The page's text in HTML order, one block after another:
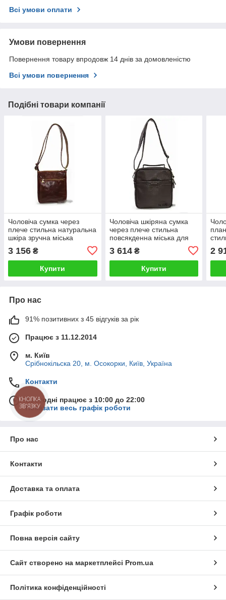
Всі умови оплати
Умови повернення
Повернення товару впродовж 14 днів за домовленістю
Всі умови повернення
Подібні товари компанії
Чоловіча сумка через
плече стильна натуральна
шкіра зручна міська
катана
3 156 ₴
Купити
Чоловіча шкіряна сумка
через плече стильна
повсякденна міська для
3 614₴
Купити
2
Про нас
91% позитивних з 45 відгуків за рік
Працює з 11.12.2014
м. Київ
Срібнокільска 20, м. Осокорки, Київ, Україна
Контакти
Сьогодні працює з 10:00 до 22:00
Показати весь графік роботи
Про нас
Контакти
Доставка та оплата
Графік роботи
Повна версія сайту
Сайт створено на маркетплейсі Prom.ua
Політика конфіденційності
КНОПКА
ЗВ'ЯЗКУ